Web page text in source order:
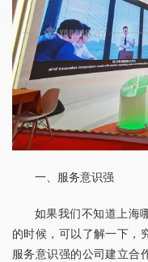
一、服务意识强
如果我们不知道上海
的时候，可以了解一下，
服务意识强的公司建立合